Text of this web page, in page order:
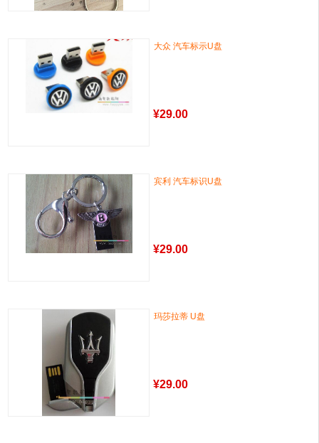
大众 汽车标示U盘
¥29.00
宾利 汽车标识U盘
¥29.00
玛莎拉蒂 U盘
¥29.00